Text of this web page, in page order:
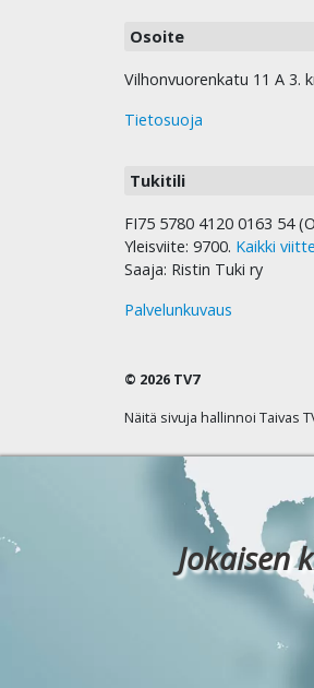
Osoite
Vilhonvuorenkatu 11 A 3.
Tietosuoja
Tukitili
FI75 5780 4120 0163 54
Yleisviite: 9700. Kaikki
Saaja: Ristin Tuki ry
Palvelunkuvaus
© 2026 TV7
Näitä sivuja hallinnoi Taivas
Jokaisen